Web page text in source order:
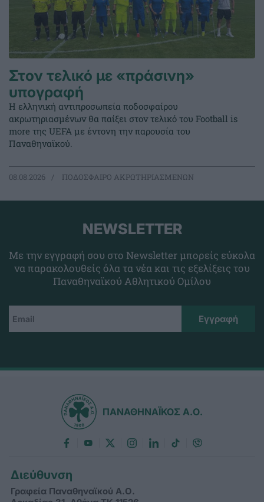
Στον τελικό με «πράσινη»
υπογραφή
Η ελληνική αντιπροσωπεία ποδοσφαίρου
ακρωτηριασμένων θα παίξει στον τελικό του Football is
more της UEFA με έντονη την παρουσία του
Παναθηναϊκού.
08.08.2026 ΠΟΔΟΣΦΑΙΡΟ ΑΚΡΩΤΗΡΙΑΣΜΕΝΩΝ
NEWSLETTER
Με την εγγραφή σου στο Newsletter μπορείς εύκολα
να παρακολουθείς όλα τα νέα και τις εξελίξεις του
Παναθηναϊκού Αθλητικού Ομίλου
ΠΑΝΑΘΗΝΑΪΚΟΣ Α.Ο.
Διεύθυνση
Γραφεία Παναθηναϊκού Α.Ο.